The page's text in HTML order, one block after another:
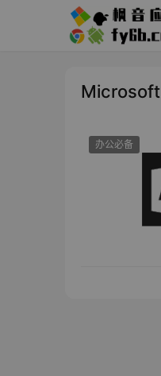
办公必备